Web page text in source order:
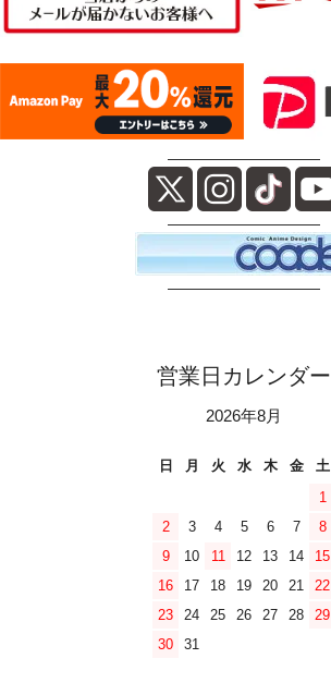
――――――――――
――――――――――
――――――――――
営業日カレンダー
2026年8月
日 月 火 水 木 金
土
1
2
3 4 5 6 7
8
9
10 11 12 13 14
15
16
17 18 19 20 21
22
23
24 25 26 27 28
29
30
31